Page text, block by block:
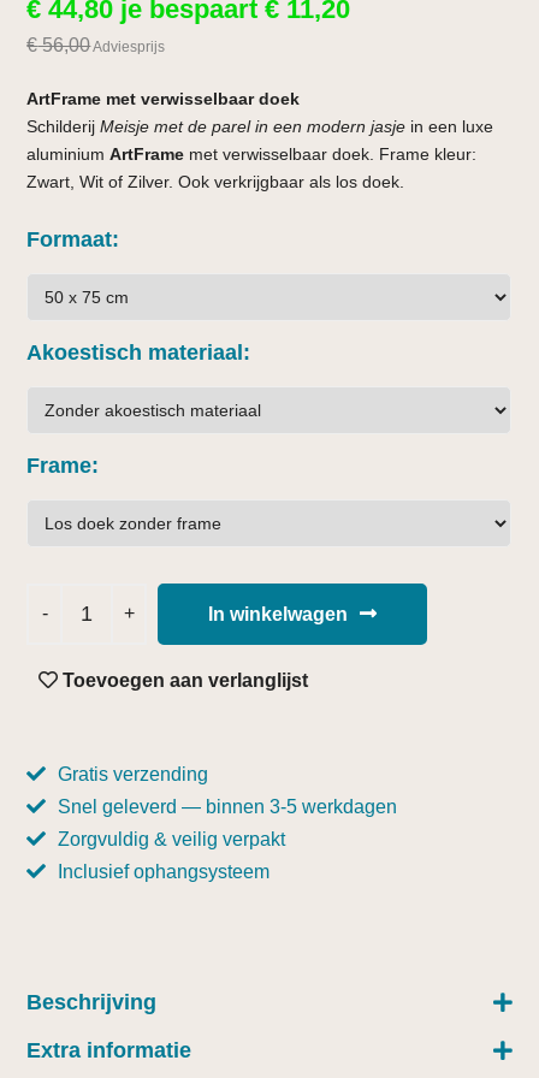
€ 44,80 je bespaart€ 11,20
€56,00Adviesprijs
ArtFrame met verwisselbaar doek
SchilderijMeisje met de parel in een modern jasje in een luxe
aluminiumArtFrame met verwisselbaar doek. Frame kleur:
Zwart, Wit of Zilver. Ook verkrijgbaar als los doek.
Formaat
Akoestisch materiaal
Frame
In winkelwagen
Toevoegen aan verlanglijst
Gratis verzending
Snel geleverd — binnen 3-5 werkdagen
Zorgvuldig & veilig verpakt
Inclusief ophangsysteem
Beschrijving
Extra informatie